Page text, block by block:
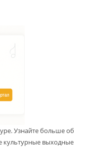
Узнайте больше об
культурные выходные